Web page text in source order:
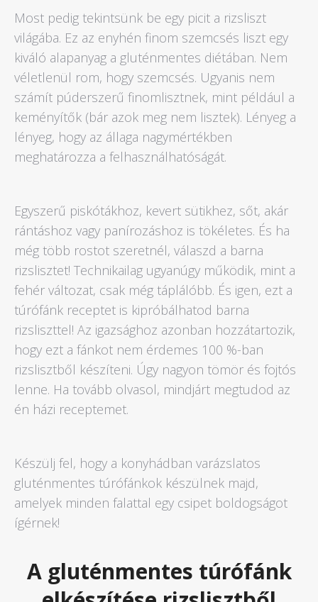
Most pedig tekintsünk be egy picit a rizsliszt
világába. Ez az enyhén finom szemcsés liszt egy
kiváló alapanyag a gluténmentes diétában. Nem
véletlenül rom, hogy szemcsés. Ugyanis nem
számít púderszerű finomlisztnek, mint például a
keményítők (bár azok meg nem lisztek). Lényeg a
lényeg, hogy az állaga nagymértékben
meghatározza a felhasználhatóságát.
Egyszerű piskótákhoz, kevert sütikhez, sőt, akár
rántáshoz vagy panírozáshoz is tökéletes. És ha
még több rostot szeretnél, válaszd a barna
rizslisztet! Technikailag ugyanúgy működik, mint a
fehér változat, csak még táplálóbb. És igen, ezt a
túrófánk receptet is kipróbálhatod barna
rizsliszttel! Az igazsághoz azonban hozzátartozik,
hogy ezt a fánkot nem érdemes 100 %-ban
rizslisztből készíteni. Úgy nagyon tömör és fojtós
lenne. Ha tovább olvasol, mindjárt megtudod az
én házi receptemet.
Készülj fel, hogy a konyhádban varázslatos
gluténmentes túrófánkok készülnek majd,
amelyek minden falattal egy csipet boldogságot
ígérnek!
A gluténmentes túrófánk